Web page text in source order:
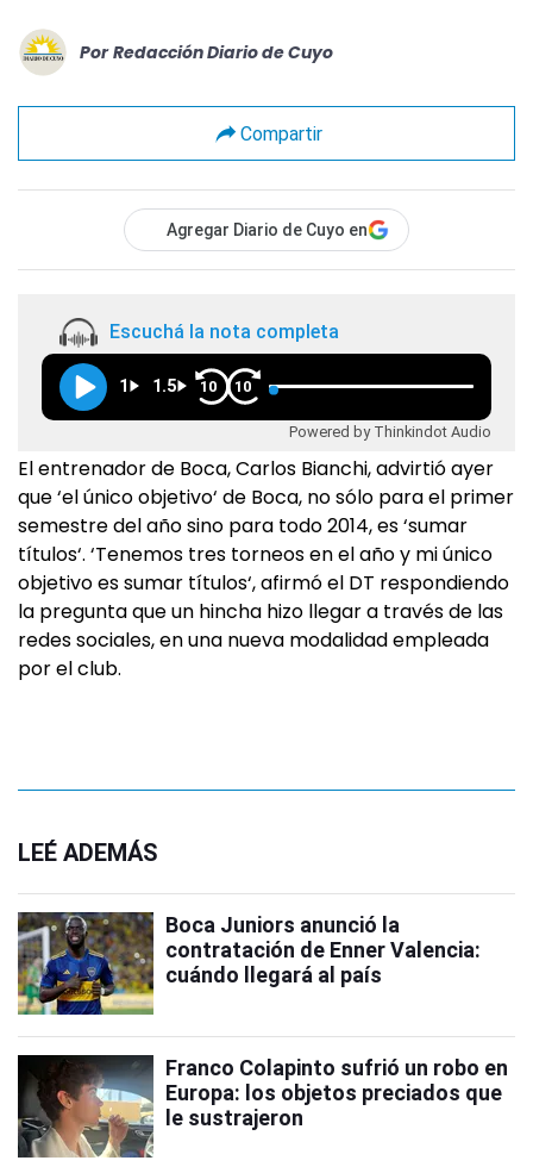
Por Redacción Diario de Cuyo
Compartir
Agregar Diario de Cuyo en
Escuchá la nota completa
1 1.5 10 10
Powered by Thinkindot Audio
El entrenador de Boca, Carlos Bianchi, advirtió ayer
que ‘el único objetivo‘ de Boca, no sólo para el primer
semestre del año sino para todo 2014, es ‘sumar
títulos‘. ‘Tenemos tres torneos en el año y mi único
objetivo es sumar títulos‘, afirmó el DT respondiendo
la pregunta que un hincha hizo llegar a través de las
redes sociales, en una nueva modalidad empleada
por el club.
LEÉ ADEMÁS
Boca Juniors anunció la
contratación de Enner Valencia:
cuándo llegará al país
Franco Colapinto sufrió un robo en
Europa: los objetos preciados que
le sustrajeron